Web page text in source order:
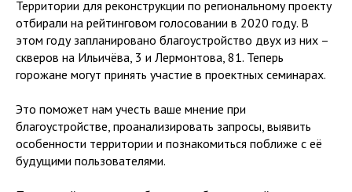
Территории для реконструкции по региональному проекту
отбирали на рейтинговом голосовании в 2020 году. В
этом году запланировано благоустройство двух из них –
скверов на Ильичёва, 3 и Лермонтова, 81. Теперь
горожане могут принять участие в проектных семинарах.
Это поможет нам учесть ваше мнение при
благоустройстве, проанализировать запросы, выявить
особенности территории и познакомиться поближе с её
будущими пользователями.